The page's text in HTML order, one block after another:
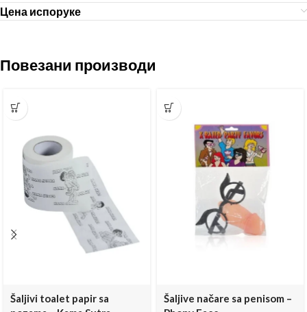
Цена испоруке
Повезани производи
Šaljivi toalet papir sa
Šaljive načare sa penisom –